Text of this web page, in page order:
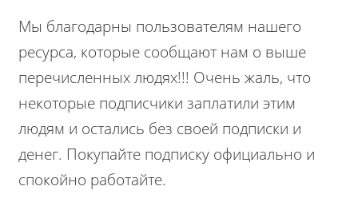
Мы благодарны пользователям нашего
ресурса, которые сообщают нам о выше
перечисленных людях!!! Очень жаль, что
некоторые подписчики заплатили этим
людям и остались без своей подписки и
денег. Покупайте подписку официально и
спокойно работайте.